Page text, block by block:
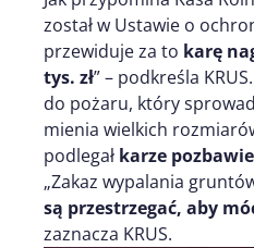
został w Ustawie o
przewiduje za to karę
tys. zł” – podkreśla
do pożaru, który
mienia wielkich
podlegał karze
„Zakaz wypalania
są przestrzegać, aby
zaznacza KRUS.